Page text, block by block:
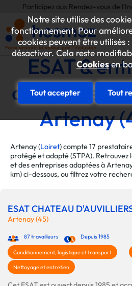
Notre site utilise des
fonctionnement. Pour
cookies peuvent être utilisés
désactiver. Cela reste
Cookiesen
Tout accepter Tout
aux Rendez-vous de
ESAT &
adaptées
Artenay
Artenay (Loiret) compte 17
protégé et adapté (STPA). Retrouvez
et des entreprises adaptées à
km) ci-dessous, ou filtrez votre
ESAT CHATEAU
Artenay (45)
87 travailleurs Depuis 1985
Conditionnement, logistique et transport
Nettoyage et entretien